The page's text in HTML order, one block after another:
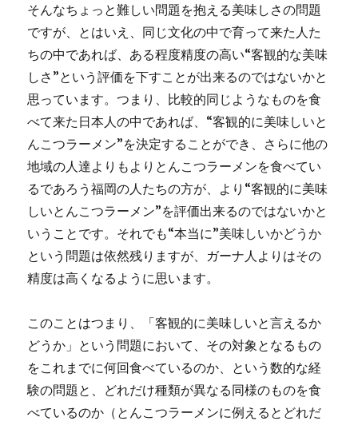
そんなちょっと難しい問題を抱える美味しさの問題
ですが、とはいえ、同じ文化の中で育って来た人た
ちの中であれば、ある程度精度の高い“客観的な美味
しさ”という評価を下すことが出来るのではないかと
思っています。つまり、比較的同じようなものを食
べて来た日本人の中であれば、“客観的に美味しいと
んこつラーメン”を決定することができ、さらに他の
地域の人達よりもよりとんこつラーメンを食べてい
るであろう福岡の人たちの方が、より“客観的に美味
しいとんこつラーメン”を評価出来るのではないかと
いうことです。それでも“本当に”美味しいかどうか
という問題は依然残りますが、ガーナ人よりはその
精度は高くなるように思います。
このことはつまり、「客観的に美味しいと言えるか
どうか」という問題において、その対象となるもの
をこれまでに何回食べているのか、という数的な経
験の問題と、どれだけ種類が異なる同様のものを食
べているのか（とんこつラーメンに例えるとどれだ